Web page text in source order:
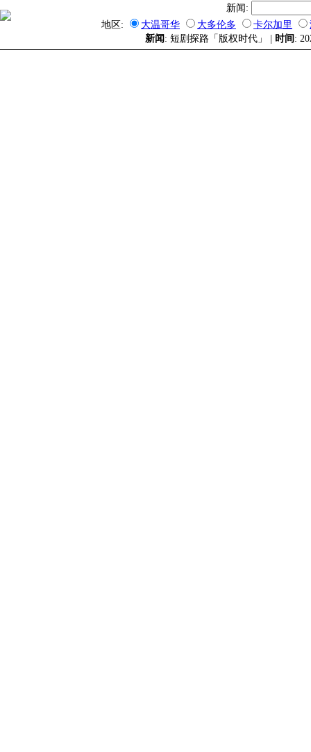
新闻:
地区:
大温哥华 大多伦多 卡尔加里
新闻 : 短剧探路「版权时代」 | 时间 :